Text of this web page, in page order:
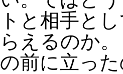
トと相手と
らえるのか
の前に立っ